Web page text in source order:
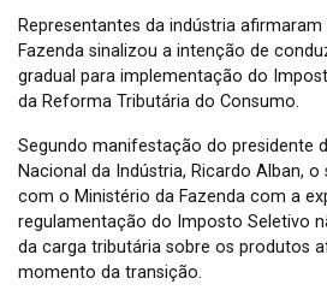
Representantes da indústria
Fazenda sinalizou a intenção de
gradual para implementação do
da Reforma Tributária do Consumo.
Segundo manifestação do presidente
Nacional da Indústria, Ricardo Alban,
com o Ministério da Fazenda com a
regulamentação do Imposto Seletivo
da carga tributária sobre os produtos
momento da transição.